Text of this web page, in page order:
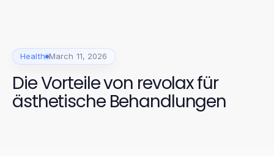
Health March 11, 2026
Die Vorteile von revolax für
ästhetische Behandlungen